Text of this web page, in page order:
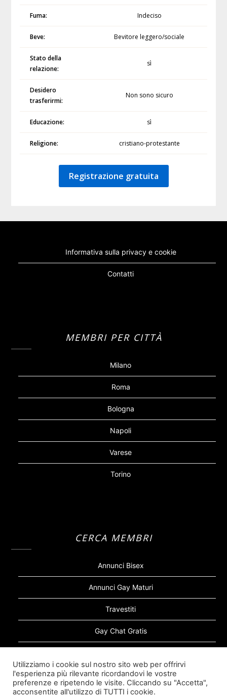
Fuma: Indeciso
Beve: Bevitore leggero/sociale
Stato della
relazione:
sì
Desidero
trasferirmi:
Non sono sicuro
Educazione: sì
Religione: cristiano-protestante
Registrazione gratuita
Informativa sulla privacy e cookie
Contatti
MEMBRI PER CITTÀ
Milano
Roma
Bologna
Napoli
Varese
Torino
CERCA MEMBRI
Annunci Bisex
Annunci Gay Maturi
Travestiti
Gay Chat Gratis
Sugar Daddy Gay
Utilizziamo i cookie sul nostro sito web per offrirvi
l'esperienza più rilevante ricordandovi le vostre
preferenze e ripetendo le visite. Cliccando su "Accetta",
acconsentite all'utilizzo di TUTTI i cookie.